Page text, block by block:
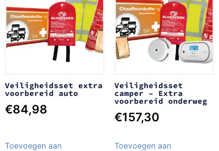
Veiligheidsset extra
voorbereid auto
€84,98
Toevoegen aan
Veiligheidsset
camper – Extra
voorbereid onderweg
€157,30
Toevoegen aan